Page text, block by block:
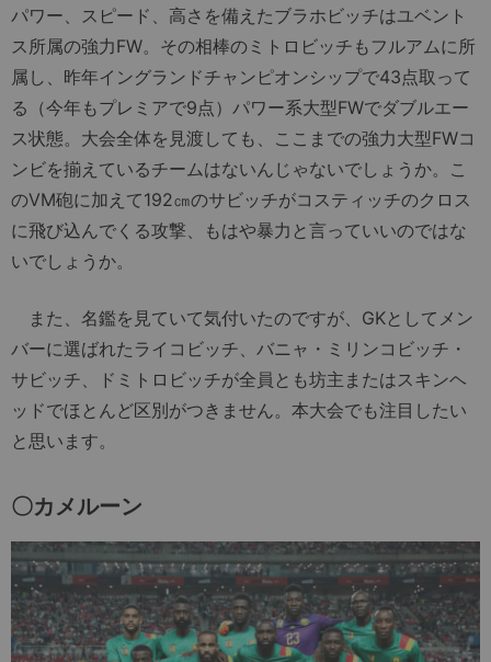
パワー、スピード、高さを備えたブラホビッチはユベント
ス所属の強力FW。その相棒のミトロビッチもフルアムに所
属し、昨年イングランドチャンピオンシップで43点取って
る（今年もプレミアで9点）パワー系大型FWでダブルエー
ス状態。大会全体を見渡しても、ここまでの強力大型FWコ
ンビを揃えているチームはないんじゃないでしょうか。こ
のVM砲に加えて192㎝のサビッチがコスティッチのクロス
に飛び込んでくる攻撃、もはや暴力と言っていいのではな
いでしょうか。
また、名鑑を見ていて気付いたのですが、GKとしてメン
バーに選ばれたライコビッチ、バニャ・ミリンコビッチ・
サビッチ、ドミトロビッチが全員とも坊主またはスキンヘ
ッドでほとんど区別がつきません。本大会でも注目したい
と思います。
〇カメルーン